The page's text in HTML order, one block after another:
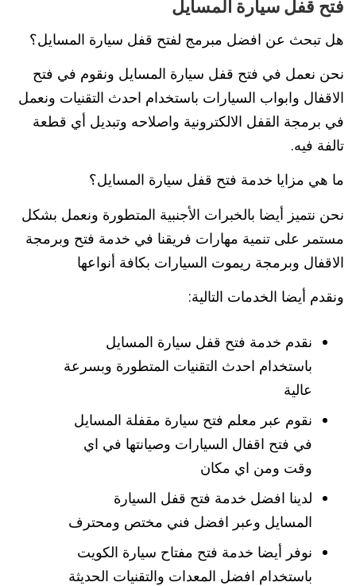
فتح قفل سيارة المسايل
هل تبحث عن افضل مبرمج لفتح قفل سيارة المسايل؟
نحن نعمل في فتح قفل سيارة المسايل ونقوم في فتح
الاقفال وابواب السيارات باستخدام احدث التقنيات ونعمل
في برمجة القفل الالكترونية واصلاحه وتبديل أي قطعة
تالفة فيه.
ما هي مزايا خدمة فتح قفل سيارة المسايل؟
نحن نتميز أيضا بالخبرات الأجنبية المتطورة ونعمل بشكل
مستمر على تنمية مهارات فريقنا في خدمة فتح وبرمجة
الاقفال وبرمجة ريموت السيارات بكافة أنواعها
ونقدم أيضا الخدمات التالية:
نقدم خدمة فتح قفل سيارة المسايل
باستخدام احدث التقنيات المتطورة وبسرعة
عالية
نقوم عبر معلم فتح سيارة مقفلة المسايل
في فتح اقفال السيارات وصيانتها في اي
وقت ومن اي مكان
لدينا افضل خدمة فتح قفل السيارة
المسايل وعبر افضل فني مختص ومحترف
نوفر أيضا خدمة فتح مفتاح سيارة الكويت
باستخدام افضل المعدات والتقنيات الحديثة